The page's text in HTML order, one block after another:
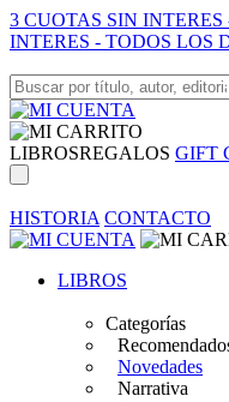
3 CUOTAS SIN
INTERES - TODOS LOS
LIBROSREGALOS GIFT
HISTORIA CONTACTO
LIBROS
Categorías
Novedades
Narrativa